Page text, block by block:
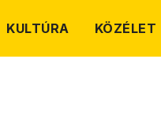
KULTÚRA KÖZÉLET